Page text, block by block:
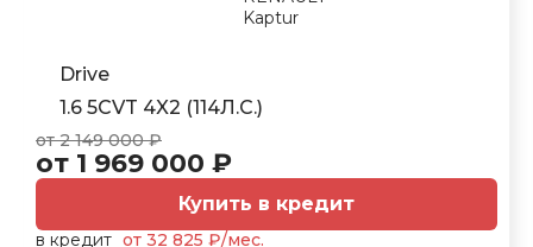
Drive
1.6 5CVT 4X2 (114Л.С.)
от 2 149 000 ₽
от 1 969 000 ₽
Купить в кредит
в кредит от 32 825 ₽/мес.